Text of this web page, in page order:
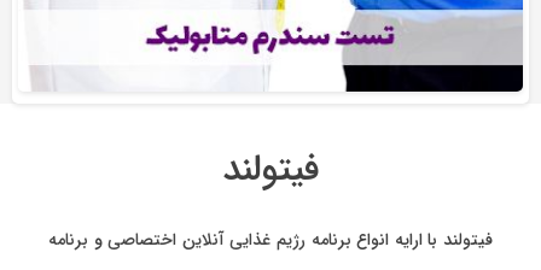
فیتولند
فیتولند با ارایه انواع برنامه رژیم غذایی آنلاین اختصاصیو برنامه